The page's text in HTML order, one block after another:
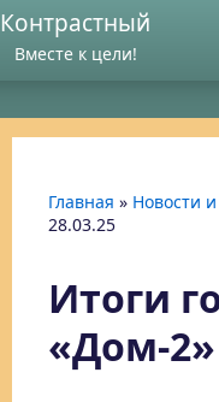
Контрастный
Вместе к цели!
Главная » Новости и
28.03.25
Итоги
«Дом-2»